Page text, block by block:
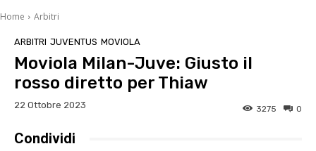
Home Arbitri
ARBITRI JUVENTUS MOVIOLA
Moviola Milan-Juve: Giusto il
rosso diretto per Thiaw
22 Ottobre 2023 0
3275
Condividi